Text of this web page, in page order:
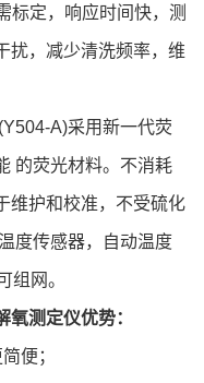
标定，响应时间快，测
扰，减少清洗频率，维
(Y504-A)采用新一代荧
的荧光材料。不消耗
维护和校准，不受硫化
度传感器，自动温度
组网。
测定仪优势：
便；